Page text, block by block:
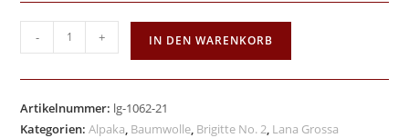
- + IN DEN WARENKORB
Artikelnummer: lg-1062-21
Kategorien:Alpaka, Baumwolle, Brigitte No. 2, Lana Grossa